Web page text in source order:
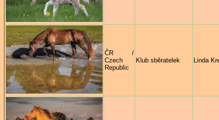
ČR /
Czech
Republic
Klub sběratelek Linda